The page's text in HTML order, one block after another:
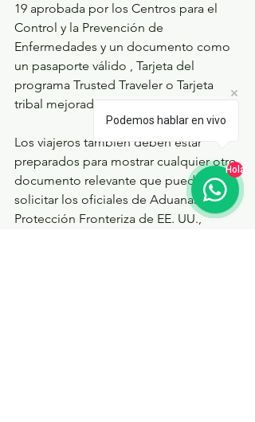
19 aprobada por los Centros para el
Control y la Prevención de
Enfermedades y un documento como
un pasaporte válido , Tarjeta del
programa Trusted Traveler o Tarjeta
tribal mejorada.
Los viajeros también deben estar
preparados para mostrar cualquier otro
documento relevante que puedan
solicitar los oficiales de Aduanas y
Protección Fronteriza de EE. UU.,
Podemos hablar en vivo
Hola